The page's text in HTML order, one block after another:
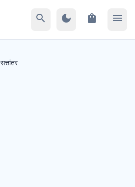
search dark_mode shopping_bag menu
सत्तांतर